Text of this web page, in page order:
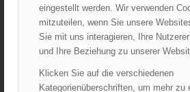
eingestellt werden. Wir verwenden
mitzuteilen, wenn Sie unsere
Sie mit uns interagieren, Ihre
und Ihre Beziehung zu unserer
Klicken Sie auf die verschiedenen
Kategorienüberschriften, um mehr zu